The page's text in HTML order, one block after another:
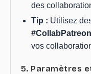
des
Tip : Utilisez
#CollabPatreon
vos
5. Paramètres